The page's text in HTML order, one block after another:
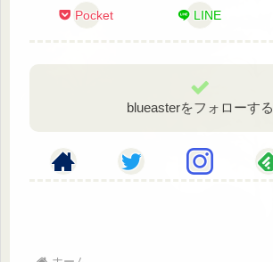
Pocket LINE
blueasterをフォローする